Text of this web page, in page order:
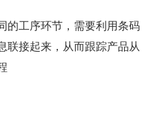
的工序环节，需要利用条码
联接起来，从而跟踪产品从